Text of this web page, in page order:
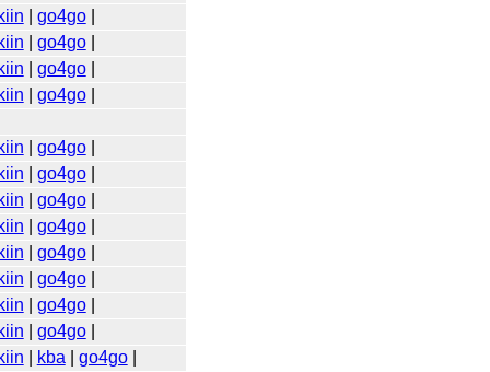
go4go|
go4go|
go4go|
go4go|
go4go|
go4go|
go4go|
go4go|
go4go|
go4go|
go4go|
go4go|
kba go4go|